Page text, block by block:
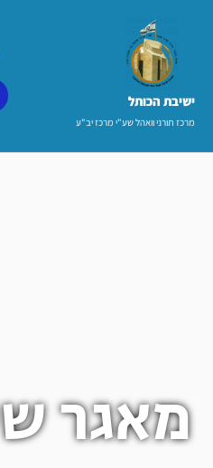
ישיבת הכותל​
מרכז תורני וואהל שע"י מרכז יב"ע
מאגר